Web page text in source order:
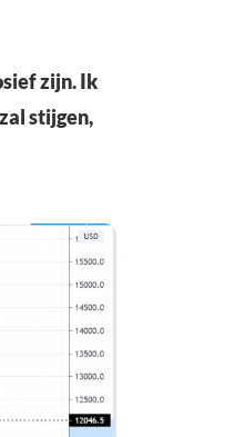
zijn. Ik
stijgen,